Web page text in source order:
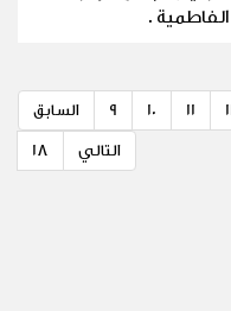
.
السابق 9 10 11
18 التالي